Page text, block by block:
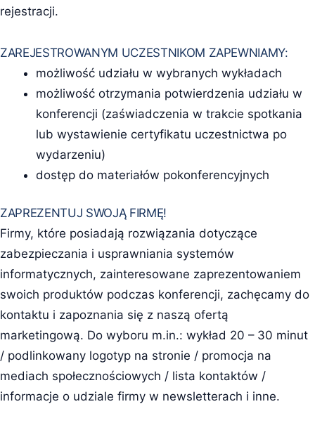
rejestracji.
ZAREJESTROWANYM UCZESTNIKOM ZAPEWNIAMY:
możliwość udziału w wybranych wykładach
możliwość otrzymania potwierdzenia udziału w
konferencji (zaświadczenia w trakcie spotkania
lub wystawienie certyfikatu uczestnictwa po
wydarzeniu)
dostęp do materiałów pokonferencyjnych
ZAPREZENTUJ SWOJĄ FIRMĘ!
Firmy, które posiadają rozwiązania dotyczące
zabezpieczania i usprawniania systemów
informatycznych, zainteresowane zaprezentowaniem
swoich produktów podczas konferencji, zachęcamy do
kontaktu i zapoznania się z naszą ofertą
marketingową. Do wyboru m.in.: wykład 20 – 30 minut
/ podlinkowany logotyp na stronie / promocja na
mediach społecznościowych / lista kontaktów /
informacje o udziale firmy w newsletterach i inne.